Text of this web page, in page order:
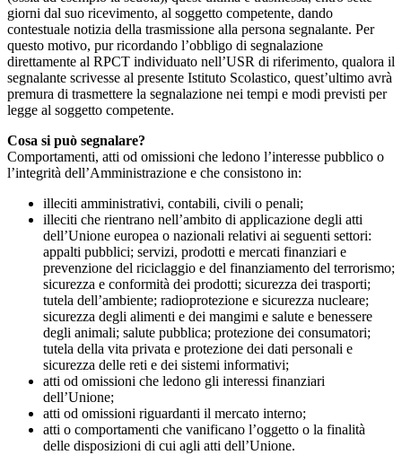
giorni dal suo ricevimento, al soggetto competente, dando
contestuale notizia della trasmissione alla persona segnalante. Per
questo motivo, pur ricordando l’obbligo di segnalazione
direttamente al RPCT individuato nell’USR di riferimento, qualora il
segnalante scrivesse al presente Istituto Scolastico, quest’ultimo avrà
premura di trasmettere la segnalazione nei tempi e modi previsti per
legge al soggetto competente.
Cosa si può segnalare?
Comportamenti, atti od omissioni che ledono l’interesse pubblico o
l’integrità dell’Amministrazione e che consistono in:
illeciti amministrativi, contabili, civili o penali;
illeciti che rientrano nell’ambito di applicazione degli atti
dell’Unione europea o nazionali relativi ai seguenti settori:
appalti pubblici; servizi, prodotti e mercati finanziari e
prevenzione del riciclaggio e del finanziamento del terrorismo;
sicurezza e conformità dei prodotti; sicurezza dei trasporti;
tutela dell’ambiente; radioprotezione e sicurezza nucleare;
sicurezza degli alimenti e dei mangimi e salute e benessere
degli animali; salute pubblica; protezione dei consumatori;
tutela della vita privata e protezione dei dati personali e
sicurezza delle reti e dei sistemi informativi;
atti od omissioni che ledono gli interessi finanziari
dell’Unione;
atti od omissioni riguardanti il mercato interno;
atti o comportamenti che vanificano l’oggetto o la finalità
delle disposizioni di cui agli atti dell’Unione.